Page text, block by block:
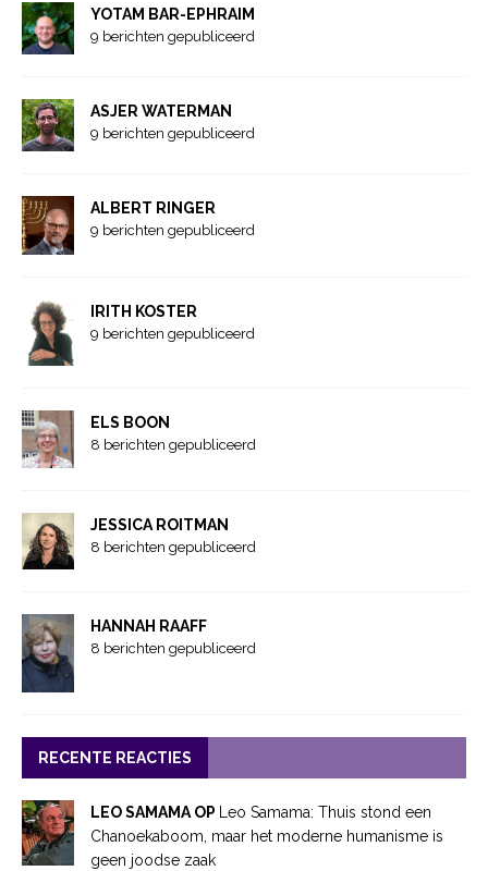
YOTAM BAR-EPHRAIM
9 berichten gepubliceerd
ASJER WATERMAN
9 berichten gepubliceerd
ALBERT RINGER
9 berichten gepubliceerd
IRITH KOSTER
9 berichten gepubliceerd
ELS BOON
8 berichten gepubliceerd
JESSICA ROITMAN
8 berichten gepubliceerd
HANNAH RAAFF
8 berichten gepubliceerd
RECENTE REACTIES
LEO SAMAMA OP
Leo Samama: Thuis stond een
Chanoekaboom, maar het moderne humanisme is
geen joodse zaak